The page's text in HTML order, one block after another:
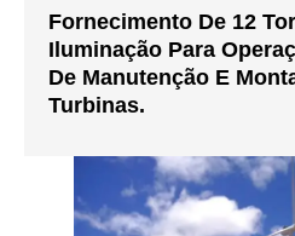
Fornecimento De 12
Iluminação Para
De Manutenção E
Turbinas.